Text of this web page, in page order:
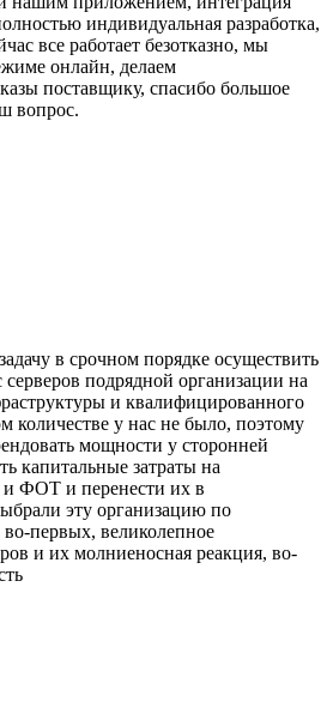
индивидуальная разработка,
все работает безотказно, мы
онлайн, делаем
поставщику, спасибо большое
вопрос.
в срочном порядке осуществить
серверов подрядной организации на
и квалифицированного
количестве у нас не было, поэтому
мощности у сторонней
капитальные затраты на
и ФОТ и перенести их в
эту организацию по
первых, великолепное
и их молниеносная реакция, во-